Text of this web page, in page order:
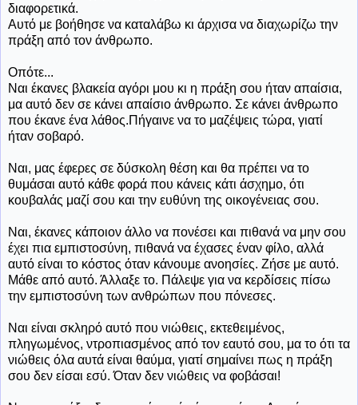
διαφορετικά.
Αυτό με βοήθησε να καταλάβω κι άρχισα να διαχωρίζω την
πράξη από τον άνθρωπο.
Οπότε...
Ναι έκανες βλακεία αγόρι μου κι η πράξη σου ήταν απαίσια,
μα αυτό δεν σε κάνει απαίσιο άνθρωπο. Σε κάνει άνθρωπο
που έκανε ένα λάθος.Πήγαινε να το μαζέψεις τώρα, γιατί
ήταν σοβαρό.
Ναι, μας έφερες σε δύσκολη θέση και θα πρέπει να το
θυμάσαι αυτό κάθε φορά που κάνεις κάτι άσχημο, ότι
κουβαλάς μαζί σου και την ευθύνη της οικογένειας σου.
Ναι, έκανες κάποιον άλλο να πονέσει και πιθανά να μην σου
έχει πια εμπιστοσύνη, πιθανά να έχασες έναν φίλο, αλλά
αυτό είναι το κόστος όταν κάνουμε ανοησίες. Ζήσε με αυτό.
Μάθε από αυτό. Άλλαξε το. Πάλεψε για να κερδίσεις πίσω
την εμπιστοσύνη των ανθρώπων που πόνεσες.
Ναι είναι σκληρό αυτό που νιώθεις, εκτεθειμένος,
πληγωμένος, ντροπιασμένος από τον εαυτό σου, μα το ότι τα
νιώθεις όλα αυτά είναι θαύμα, γιατί σημαίνει πως η πράξη
σου δεν είσαι εσύ. Όταν δεν νιώθεις να φοβάσαι!